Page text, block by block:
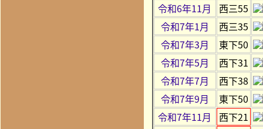
令和6年11月
西三55
令和7年1月
西三35
令和7年3月
東下50
令和7年5月
西下31
令和7年7月
西下38
令和7年9月
東下50
令和7年11月
西下21